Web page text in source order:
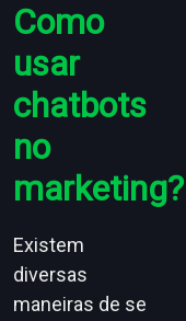
Como
usar
chatbots
no
marketing?
Existem
diversas
maneiras de se